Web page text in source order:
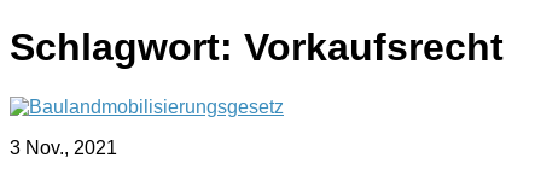
Schlagwort: Vorkaufsrecht
3 Nov., 2021